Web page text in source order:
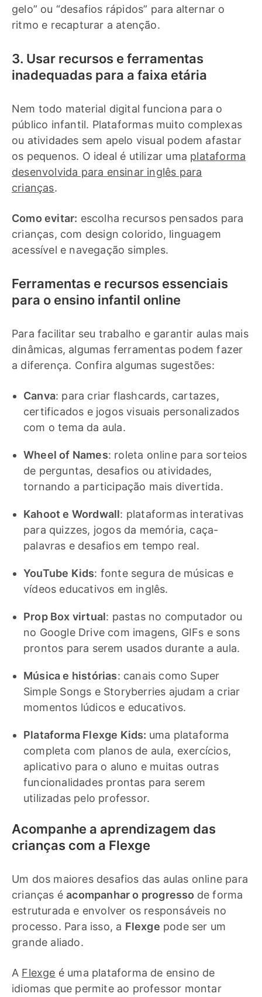
gelo” ou “desafios rápidos” para alternar o
ritmo e recapturar a atenção.
3. Usar recursos e ferramentas
inadequadas para a faixa etária
Nem todo material digital funciona para o
público infantil. Plataformas muito complexas
ou atividades sem apelo visual podem afastar
os pequenos. O ideal é utilizar uma plataforma
desenvolvida para ensinar inglês para
crianças.
Como evitar: escolha recursos pensados para
crianças, com design colorido, linguagem
acessível e navegação simples.
Ferramentas e recursos essenciais
para o ensino infantil online
Para facilitar seu trabalho e garantir aulas mais
dinâmicas, algumas ferramentas podem fazer
a diferença. Confira algumas sugestões:
Canva: para criar flashcards, cartazes,
certificados e jogos visuais personalizados
com o tema da aula.
Wheel of Names: roleta online para sorteios
de perguntas, desafios ou atividades,
tornando a participação mais divertida.
Kahoot e Wordwall: plataformas interativas
para quizzes, jogos da memória, caça-
palavras e desafios em tempo real.
YouTube Kids: fonte segura de músicas e
vídeos educativos em inglês.
Prop Box virtual: pastas no computador ou
no Google Drive com imagens, GIFs e sons
prontos para serem usados durante a aula.
Música e histórias: canais como Super
Simple Songs e Storyberries ajudam a criar
momentos lúdicos e educativos.
Plataforma Flexge Kids: uma plataforma
completa com planos de aula, exercícios,
aplicativo para o aluno e muitas outras
funcionalidades prontas para serem
utilizadas pelo professor.
Acompanhe a aprendizagem das
crianças com a Flexge
Um dos maiores desafios das aulas online para
crianças éacompanhar o progresso de forma
estruturada e envolver os responsáveis no
processo. Para isso, a Flexge pode ser um
grande aliado.
A Flexge é uma plataforma de ensino de
idiomas que permite ao professor montar